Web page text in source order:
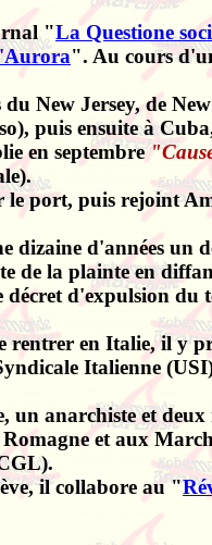
"La Questione
". Au cours
New Jersey, de
puis ensuite à
en septembre
le port, puis rejoint
d'années un
de la plainte en
décret d'expulsion
rentrer en Italie, il y
Italienne
anarchiste et
et aux
il collabore au "